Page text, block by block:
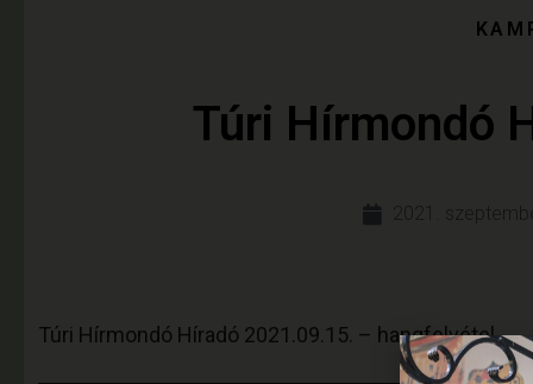
Túri Hírmondó
2021.
Túri Hírmondó Híradó 2021.09.15. – hangfelvétel